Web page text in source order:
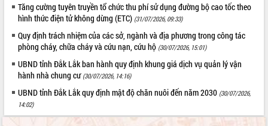
Tăng cường tuyên truyền tổ chức thu phí sử dụng đường bộ cao tốc theo
hình thức điện tử không dừng (ETC) (31/07/2026, 09:33)
Quy định trách nhiệm của các sở, ngành và địa phương trong công tác
phòng cháy, chữa cháy và cứu nạn, cứu hộ (30/07/2026, 15:01)
UBND tỉnh Đắk Lắk ban hành quy định khung giá dịch vụ quản lý vận
hành nhà chung cư (30/07/2026, 14:16)
UBND tỉnh Đắk Lắk quy định mật độ chăn nuôi đến năm 2030 (30/07/2026,
14:02)